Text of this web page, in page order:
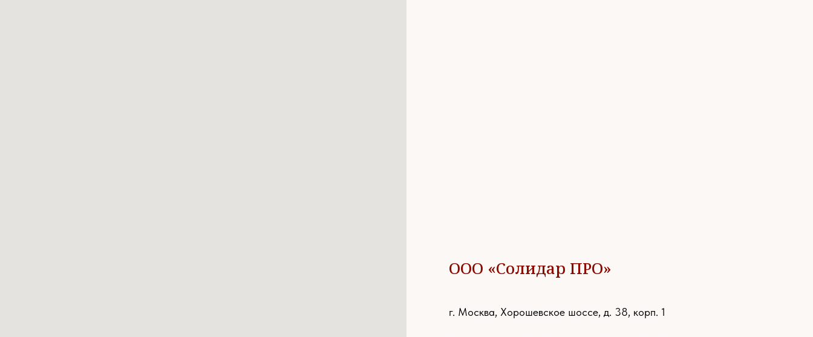
ООО «Солидар ПРО»
г. Москва, Хорошевское шоссе, д. 38, корп. 1